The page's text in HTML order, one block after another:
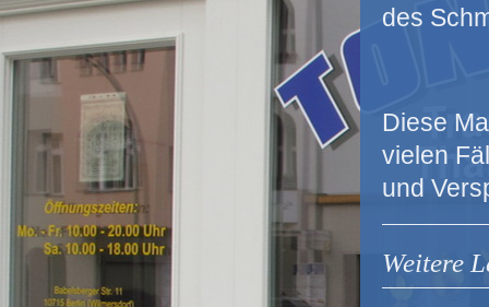
des
Diese
vielen
und
Weitere